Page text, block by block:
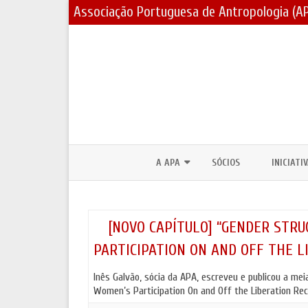
Associação Portuguesa de Antropologia
A APA
ASSEMBLEIAS GERAIS E ELEIÇÕES
PARCERIAS E PROTOCOLOS
CONTACTOS
SÓCIOS
BOLSAS
FÓRUNS
DIA
[NOVO CAPÍTULO] “GENDER
PARTICIPATION ON AND OFF THE
Inês Galvão, sócia da APA, escreveu e publicou a
Women’s Participation On and Off the Liberation